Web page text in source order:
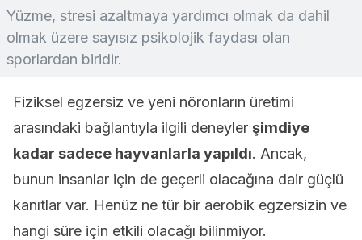
Yüzme, stresi azaltmaya yardımcı olmak da dahil
olmak üzere sayısız psikolojik faydası olan
sporlardan biridir.
Fiziksel egzersiz ve yeni nöronların üretimi
arasındaki bağlantıyla ilgili deneyler şimdiye
kadar sadece hayvanlarla yapıldı. Ancak,
bunun insanlar için de geçerli olacağına dair güçlü
kanıtlar var. Henüz ne tür bir aerobik egzersizin ve
hangi süre için etkili olacağı bilinmiyor.